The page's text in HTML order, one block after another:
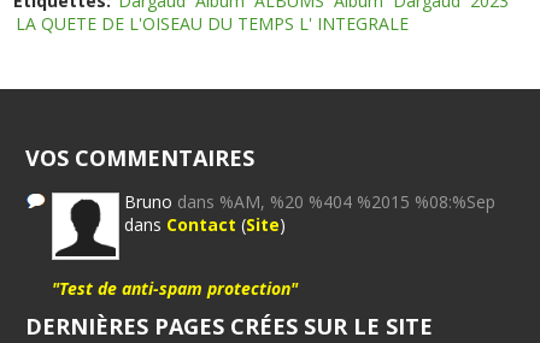
LA QUETE DE L'OISEAU DU TEMPS L' INTEGRALE
VOS COMMENTAIRES
Bruno dans %AM, %20 %404 %2015 %08:%Sep
dans Contact (Site)
"Test de anti-spam protection"
DERNIÈRES PAGES CRÉES SUR LE SITE